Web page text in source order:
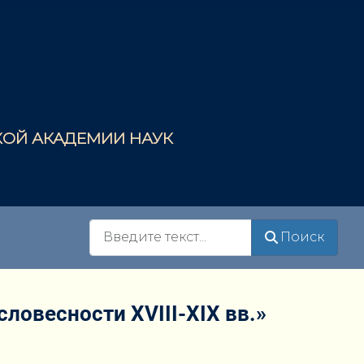
АКАДЕМИИ НАУК
Поиск
ХVIII-XIX вв.»